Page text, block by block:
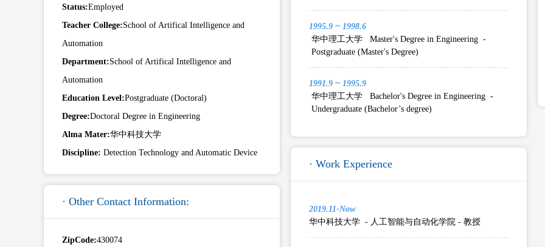
Status:Employed
Teacher College:School of Artifical Intelligence and
Automation
Department:School of Artifical Intelligence and
Automation
Education Level:Postgraduate (Doctoral)
Degree:Doctoral Degree in Engineering
Alma Mater:华中科技大学
Discipline: Detection Technology and Automatic Device
· Other Contact Information:
ZipCode:430074
1995.9 ~ 1998.6
华中理工大学 Master's Degree in Engineering -
Postgraduate (Master's Degree)
1991.9 ~ 1995.9
华中理工大学 Bachelor's Degree in Engineering -
Undergraduate (Bachelor’s degree)
· Work Experience
2019.11-Now
华中科技大学 - 人工智能与自动化学院 - 教授